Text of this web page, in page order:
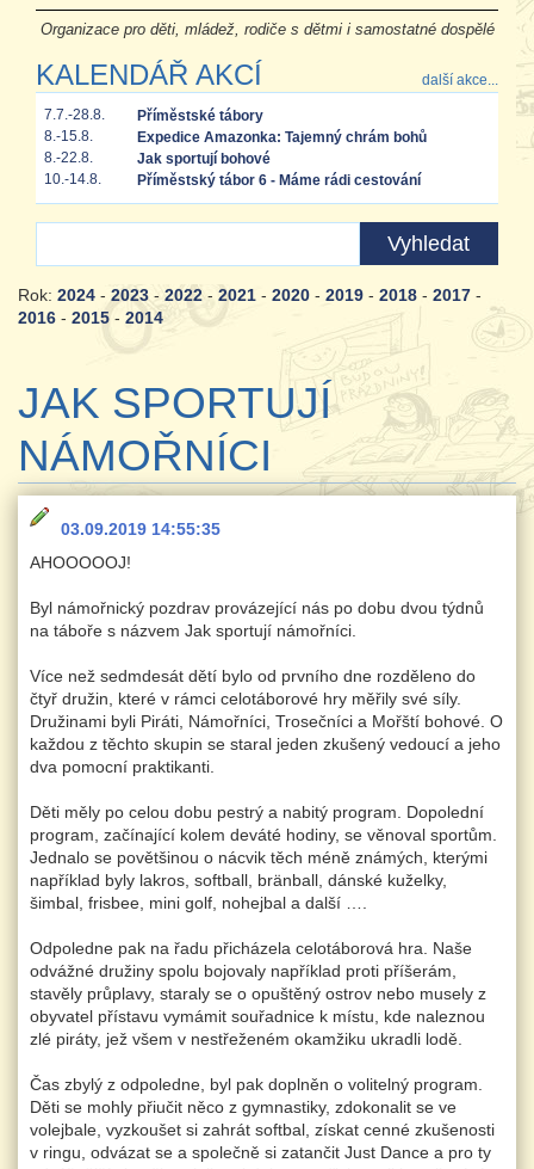
Organizace pro děti, mládež, rodiče s dětmi i samostatné dospělé
KALENDÁŘ AKCÍ další akce...
7.7.-28.8.
Příměstské tábory
8.-15.8.
Expedice Amazonka: Tajemný chrám bohů
8.-22.8.
Jak sportují bohové
10.-14.8.
Příměstský tábor 6 - Máme rádi cestování
Rok: 2024 - 2023 - 2022 - 2021 - 2020 - 2019 - 2018 - 2017 -
2016 - 2015 - 2014
JAK SPORTUJÍ
NÁMOŘNÍCI
03.09.2019 14:55:35
AHOOOOOJ!
Byl námořnický pozdrav provázející nás po dobu dvou týdnů
na táboře s názvem Jak sportují námořníci.
Více než sedmdesát dětí bylo od prvního dne rozděleno do
čtyř družin, které v rámci celotáborové hry měřily své síly.
Družinami byli Piráti, Námořníci, Trosečníci a Mořští bohové. O
každou z těchto skupin se staral jeden zkušený vedoucí a jeho
dva pomocní praktikanti.
Děti měly po celou dobu pestrý a nabitý program. Dopolední
program, začínající kolem deváté hodiny, se věnoval sportům.
Jednalo se povětšinou o nácvik těch méně známých, kterými
například byly lakros, softball, bränball, dánské kuželky,
šimbal, frisbee, mini golf, nohejbal a další ….
Odpoledne pak na řadu přicházela celotáborová hra. Naše
odvážné družiny spolu bojovaly například proti příšerám,
stavěly průplavy, staraly se o opuštěný ostrov nebo musely z
obyvatel přístavu vymámit souřadnice k místu, kde naleznou
zlé piráty, jež všem v nestřeženém okamžiku ukradli lodě.
Čas zbylý z odpoledne, byl pak doplněn o volitelný program.
Děti se mohly přiučit něco z gymnastiky, zdokonalit se ve
volejbale, vyzkoušet si zahrát softbal, získat cenné zkušenosti
v ringu, odvázat se a společně si zatančit Just Dance a pro ty